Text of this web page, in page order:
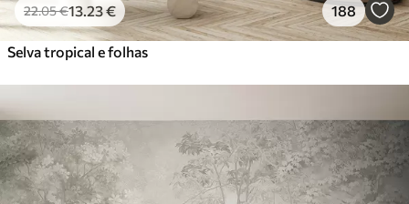
22.05€13 .23€ 188
Selva tropical e folhas